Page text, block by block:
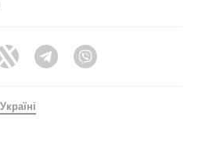
Twitter Telegram